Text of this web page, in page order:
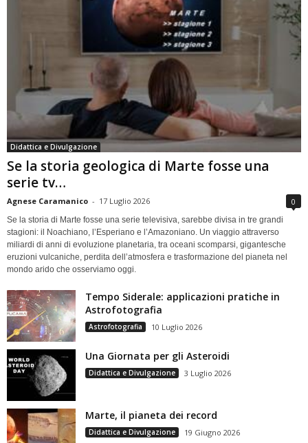
Didattica e Divulgazione
Se la storia geologica di Marte fosse una
serie tv…
Agnese Caramanico - 17 Luglio 2026 0
Se la storia di Marte fosse una serie televisiva, sarebbe divisa in tre grandi
stagioni: il Noachiano, l’Esperiano e l’Amazoniano. Un viaggio attraverso
miliardi di anni di evoluzione planetaria, tra oceani scomparsi, gigantesche
eruzioni vulcaniche, perdita dell’atmosfera e trasformazione del pianeta nel
mondo arido che osserviamo oggi.
Tempo Siderale: applicazioni pratiche in
Astrofotografia
Astrofotografia 10 Luglio 2026
Una Giornata per gli Asteroidi
Didattica e Divulgazione 3 Luglio 2026
Marte, il pianeta dei record
Didattica e Divulgazione 19 Giugno 2026